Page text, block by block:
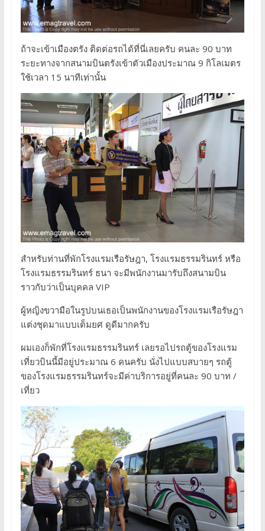
ถ้าจะเข้าเมืองตรัง ติดต่อรถได้ที่นี่เลยครับ คนละ 90 บาท
ระยะทางจากสนามบินตรังเข้าตัวเมืองประมาณ 9 กิโลเมตร
ใช้เวลา 15 นาทีเท่านั้น
สำหรับท่านที่พักโรงแรมเรือรัษฎา, โรงแรมธรรมรินทร์ หรือ
โรงแรมธรรมรินทร์ ธนา จะมีพนักงานมารับถึงสนามบิน
ราวกับว่าเป็นบุคคล VIP
ผู้หญิงขวามือในรูปบนเธอเป็นพนักงานของโรงแรมเรือรัษฎา
แต่งชุดมาแบบเต็มยศ ดูดีมากครับ
ผมเองก็พักที่โรงแรมธรรมรินทร์ เลยรอไปรถตู้ของโรงแรม
เที่ยวบินนี้มีอยู่ประมาณ 6 คนครับ นั่งไปแบบสบายๆ รถตู้
ของโรงแรมธรรมรินทร์จะมีค่าบริการอยู่ที่คนละ 90 บาท /
เที่ยว